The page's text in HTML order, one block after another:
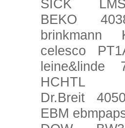
SICK
BEKO
brinkmann
celesco
leine&linde
HCHTL
Dr.Breit
EBM